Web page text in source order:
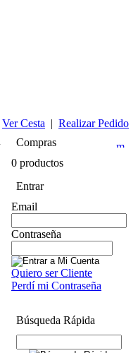
Ver Cesta | Realizar Pedido
Compras
0 productos
Entrar
Email
Contraseña
Quiero ser Cliente
Perdí mi Contraseña
Búsqueda Rápida